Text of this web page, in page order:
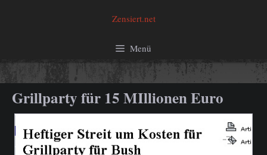
Zensiert.net
Menü
Grillparty für 15 MIllionen Euro